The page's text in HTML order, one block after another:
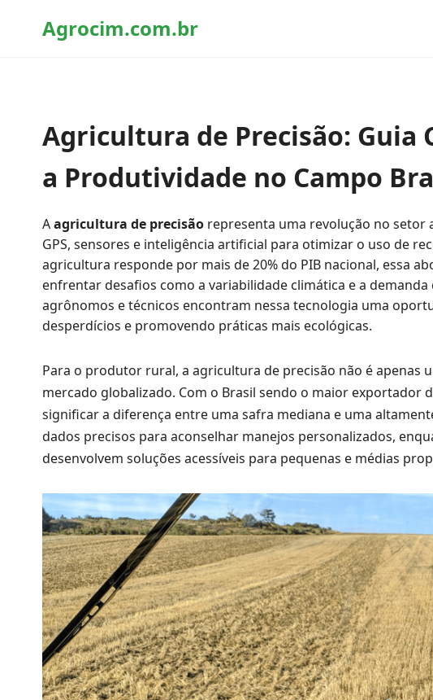
Agrocim.com.br
Agricultura de Precisão:
a Produtividade no Campo
Aagricultura de precisão representa uma revolução no
GPS, sensores e inteligência artificial para otimizar o uso de
agricultura responde por mais de 20% do PIB nacional, essa
enfrentar desafios como a variabilidade climática e a
agrônomos e técnicos encontram nessa tecnologia uma
desperdícios e promovendo práticas mais ecológicas.
Para o produtor rural, a agricultura de precisão não é apenas
mercado globalizado. Com o Brasil sendo o maior exportador
significar a diferença entre uma safra mediana e uma
dados precisos para aconselhar manejos personalizados,
desenvolvem soluções acessíveis para pequenas e médias